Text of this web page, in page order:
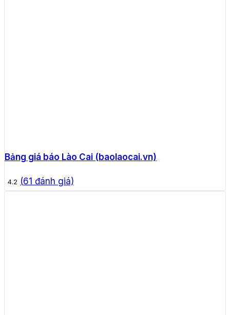
Bảng giá báo Lào Cai (baolaocai.vn)
4.2 (61 đánh giá)